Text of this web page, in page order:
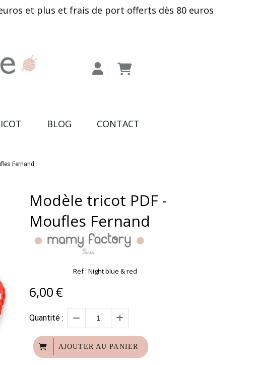
et plus et frais de port offerts dès 80 euros
BLOG CONTACT
Fernand
Modèle tricot PDF -
Moufles Fernand
Ref : Night blue & red
6,00€
Quantité :
AJOUTER AU PANIER